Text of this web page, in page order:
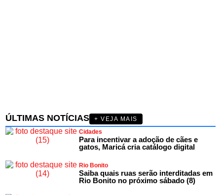
ÚLTIMAS NOTÍCIAS
+ VEJA MAIS
Cidades
Para incentivar a adoção de cães e
gatos, Maricá cria catálogo digital
Rio Bonito
Saiba quais ruas serão interditadas em
Rio Bonito no próximo sábado (8)